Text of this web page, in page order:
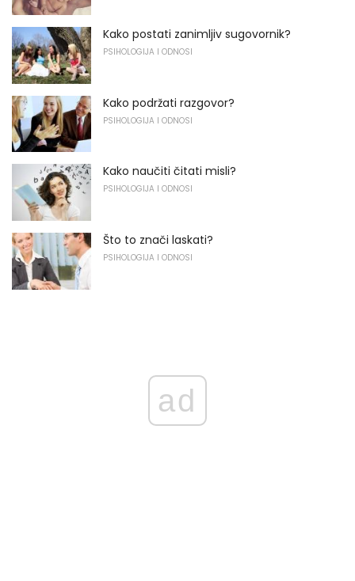
Kako postati zanimljiv sugovornik?
PSIHOLOGIJA I ODNOSI
Kako podržati razgovor?
PSIHOLOGIJA I ODNOSI
Kako naučiti čitati misli?
PSIHOLOGIJA I ODNOSI
Što to znači laskati?
PSIHOLOGIJA I ODNOSI
ad